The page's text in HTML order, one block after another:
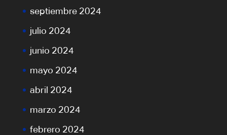
septiembre 2024
julio 2024
junio 2024
mayo 2024
abril 2024
marzo 2024
febrero 2024